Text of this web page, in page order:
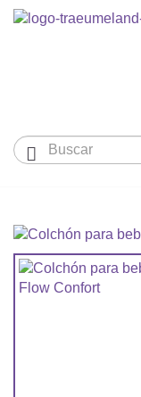
SACOS
Conocimientos

